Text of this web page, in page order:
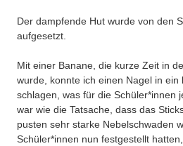
Der dampfende Hut wurde von den
aufgesetzt.
Mit einer Banane, die kurze Zeit in
wurde, konnte ich einen Nagel in ein
schlagen, was für die Schüler*innen
war wie die Tatsache, dass das
pusten sehr starke Nebelschwaden
Schüler*innen nun festgestellt